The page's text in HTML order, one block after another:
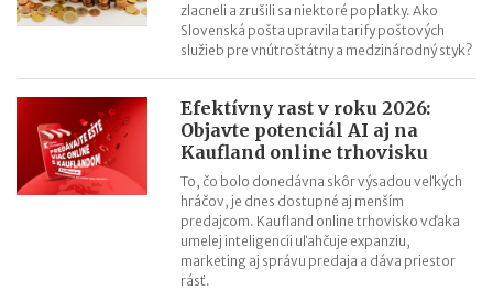
zlacneli a zrušili sa niektoré poplatky. Ako
Slovenská pošta upravila tarify poštových
služieb pre vnútroštátny a medzinárodný styk?
Efektívny rast v roku 2026:
Objavte potenciál AI aj na
Kaufland online trhovisku
To, čo bolo donedávna skôr výsadou veľkých
hráčov, je dnes dostupné aj menším
predajcom. Kaufland online trhovisko vďaka
umelej inteligencii uľahčuje expanziu,
marketing aj správu predaja a dáva priestor
rásť.